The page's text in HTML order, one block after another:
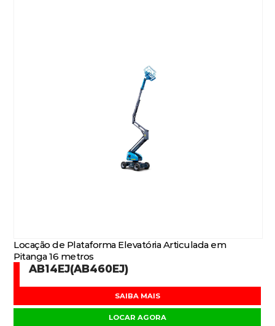
Locação de Plataforma Elevatória Articulada em
Pitanga 16 metros
AB14EJ(AB460EJ)
SAIBA MAIS
LOCAR AGORA